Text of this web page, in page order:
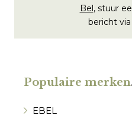
Bel, stuur
bericht via
Populaire merken
EBEL